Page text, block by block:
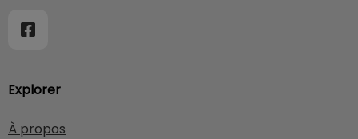
Explorer
À propos